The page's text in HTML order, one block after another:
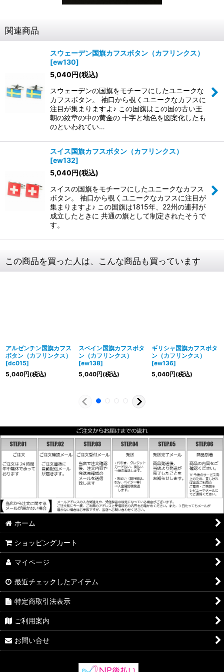
関連商品
スウェーデン国旗カフスボタン（カフリンクス）
[ew130]
5,040円(税込)
スウェーデンの国旗をモチーフにしたユニークな
カフスボタン。 袖口から覗くユニークなカフスに
注目が集まりますよ♪ この国旗はこの国の古い王
朝の紋章の中の黄金の 十字と地色を図案化したも
のといわれてい…
スイス国旗カフスボタン（カフリンクス）
[ew132]
5,040円(税込)
スイスの国旗をモチーフにしたユニークなカフス
ボタン。 袖口から覗くユニークなカフスに注目が
集まりますよ♪ この国旗は1815年、22州の連邦が
成立したときに 共通の旗として制定されたそうで
す。
この商品を買った人は、こんな商品も買っています
アルゼンチン国旗カフス
ボタン（カフリンクス）
[dc015]
5,040円(税込)
スペイン国旗カフスボタ
ン（カフリンクス）
[ew138]
5,040円(税込)
ギリシャ国旗カフスボタ
ン（カフリンクス）
[ew136]
5,040円(税込)
ホーム
ショッピングカート
マイページ
最近チェックしたアイテム
特定商取引法表示
ご利用案内
お問い合せ